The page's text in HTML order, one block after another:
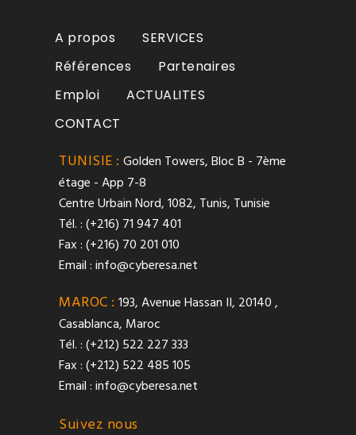
A propos
SERVICES
Références
Partenaires
Emploi
ACTUALITES
CONTACT
TUNISIE : Golden Towers, Bloc B - 7ème
étage - App 7-8
Centre Urbain Nord, 1082, Tunis, Tunisie
Tél. : (+216) 71 947 401
Fax : (+216) 70 201 010
Email :info@cyberesa.net
MAROC : 193, Avenue Hassan II, 20140 ,
Casablanca, Maroc
Tél. : (+212) 522 227 333
Fax : (+212) 522 485 105
Email :info@cyberesa.net
Suivez nous